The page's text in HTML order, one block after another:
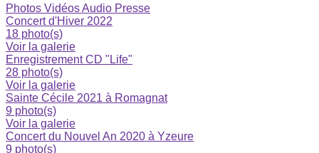
Photos VidéosAudio Presse
Concert d'Hiver 2022
18 photo(s)
Voir la galerie
Enregistrement CD "Life"
28 photo(s)
Voir la galerie
Sainte Cécile 2021 à Romagnat
9 photo(s)
Voir la galerie
Concert du Nouvel An 2020 à Yzeure
9 photo(s)